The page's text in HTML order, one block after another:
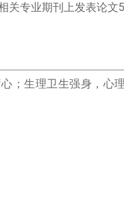
关专业期刊上发表论文
；生理卫生强身，心理